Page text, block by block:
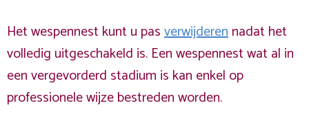
Het wespennest kunt u pasverwijderennadat het
volledig uitgeschakeld is. Een wespennest wat al in
een vergevorderd stadium is kan enkel op
professionele wijze bestreden worden.